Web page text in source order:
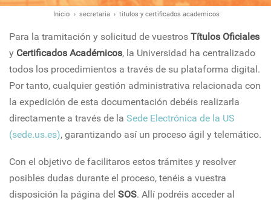
de
navegación
Inicio secretaria titulos y certificados academicos
Para la tramitación y solicitud de vuestros Títulos Oficiales
y Certificados Académicos, la Universidad ha centralizado
todos los procedimientos a través de su plataforma digital.
Por tanto, cualquier gestión administrativa relacionada con
la expedición de esta documentación debéis realizarla
directamente a través de la Sede Electrónica de la US
(sede.us.es), garantizando así un proceso ágil y telemático.
Con el objetivo de facilitaros estos trámites y resolver
posibles dudas durante el proceso, tenéis a vuestra
disposición la página del SOS. Allí podréis acceder al